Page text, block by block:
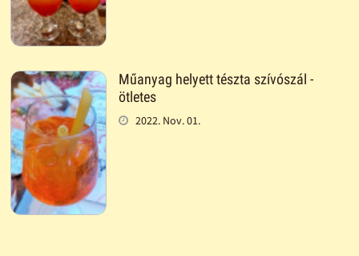
Műanyag helyett tészta szívószál -
ötletes
2022. Nov. 01.